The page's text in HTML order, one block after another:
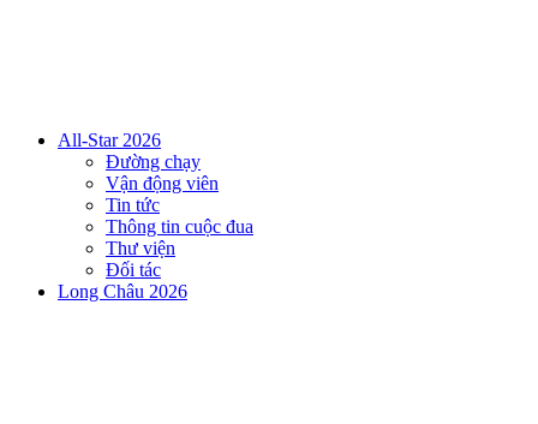
All-Star 2026
Đường chạy
Vận động viên
Tin tức
Thông tin cuộc đua
Thư viện
Đối tác
Long Châu 2026